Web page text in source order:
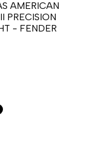
AMERICAN
PRECISION
- FENDER